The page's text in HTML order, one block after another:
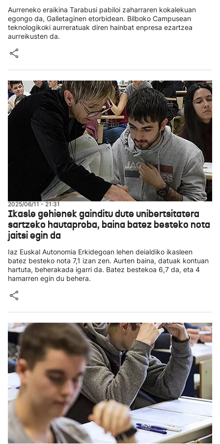
Aurreneko eraikina Tarabusi pabiloi zaharraren kokalekuan
egongo da, Galletaginen etorbidean. Bilboko Campusean
teknologikoki aurreratuak diren hainbat enpresa ezartzea
aurreikusten da.
2025/06/11 - 21:31
Ikasle gehienek gainditu dute unibertsitatera
sartzeko hautaproba, baina batez besteko nota
jaitsi egin da
Iaz Euskal Autonomia Erkidegoan lehen deialdiko ikasleen
batez besteko nota 7,1 izan zen. Aurten baina, datuak kontuan
hartuta, beherakada igarri da. Batez bestekoa 6,7 da, eta 4
hamarren egin du behera.